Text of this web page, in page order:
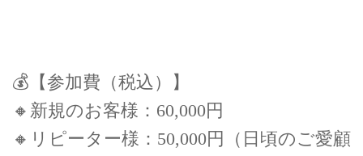
💰【参加費（税込）】
🔸新規のお客様：60,000円
🔸リピーター様：50,000円（日頃のご愛顧